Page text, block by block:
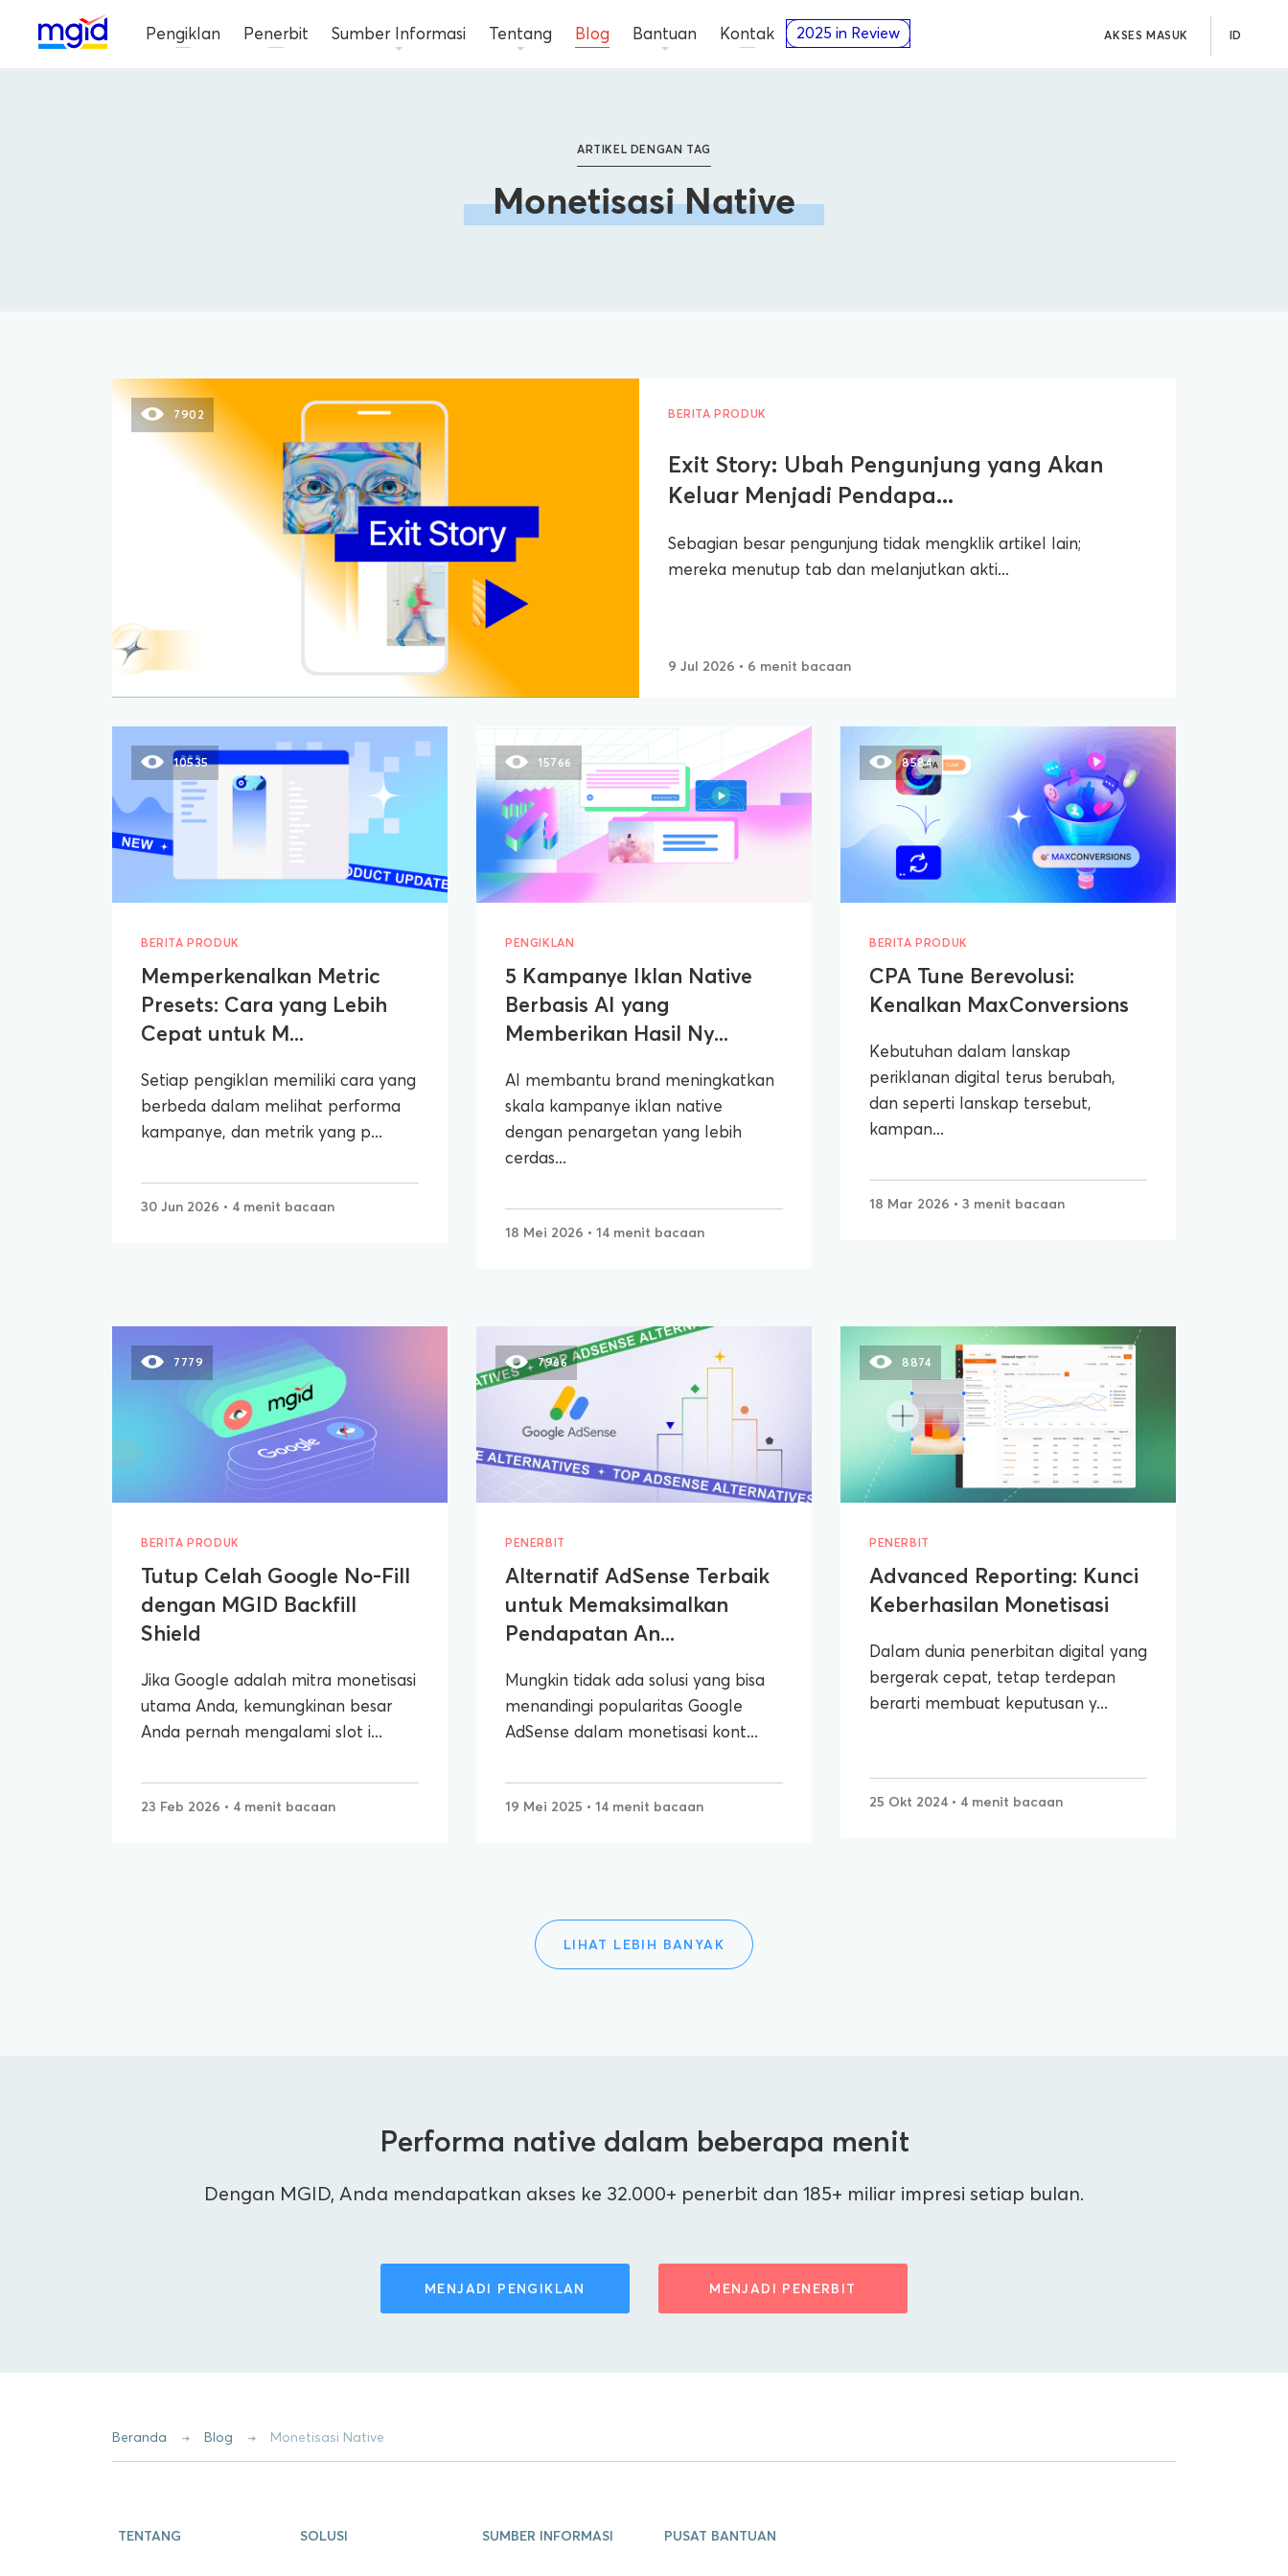
Pengiklan Penerbit Sumber Informasi Tentang Blog Bantuan Kontak 2025 in Review AKSES MASUK ID
ARTIKEL DENGAN TAG
Monetisasi Native
7902 BERITA PRODUK
Exit Story: Ubah Pengunjung yang Akan
Keluar Menjadi Pendapa...
Sebagian besar pengunjung tidak mengklik artikel lain;
mereka menutup tab dan melanjutkan akti...
9 Jul 2026 • 6 menit bacaan
10535
BERITA PRODUK
Memperkenalkan Metric
Presets: Cara yang Lebih
Cepat untuk M...
Setiap pengiklan memiliki cara yang
berbeda dalam melihat performa
kampanye, dan metrik yang p...
30 Jun 2026 • 4 menit bacaan
15766
PENGIKLAN
5 Kampanye Iklan Native
Berbasis AI yang
Memberikan Hasil Ny...
AI membantu brand meningkatkan
skala kampanye iklan native
dengan penargetan yang lebih
cerdas...
18 Mei 2026 • 14 menit bacaan
8584
BERITA PRODUK
CPA Tune Berevolusi:
Kenalkan MaxConversions
Kebutuhan dalam lanskap
periklanan digital terus berubah,
dan seperti lanskap tersebut,
kampan...
18 Mar 2026 • 3 menit bacaan
7779
BERITA PRODUK
Tutup Celah Google No-Fill
dengan MGID Backfill
Shield
Jika Google adalah mitra monetisasi
utama Anda, kemungkinan besar
Anda pernah mengalami slot i...
23 Feb 2026 • 4 menit bacaan
7966
PENERBIT
Alternatif AdSense Terbaik
untuk Memaksimalkan
Pendapatan An...
Mungkin tidak ada solusi yang bisa
menandingi popularitas Google
AdSense dalam monetisasi kont...
19 Mei 2025 • 14 menit bacaan
8874
PENERBIT
Advanced Reporting: Kunci
Keberhasilan Monetisasi
Dalam dunia penerbitan digital yang
bergerak cepat, tetap terdepan
berarti membuat keputusan y...
25 Okt 2024 • 4 menit bacaan
LIHAT LEBIH BANYAK
Performa native dalam beberapa menit
Dengan MGID, Anda mendapatkan akses ke 32.000+ penerbit dan 185+ miliar impresi setiap bulan.
MENJADI PENGIKLAN MENJADI PENERBIT
Beranda Blog Monetisasi Native
TENTANG SOLUSI SUMBER INFORMASI PUSAT BANTUAN